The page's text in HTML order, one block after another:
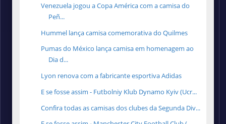
Venezuela jogou a Copa América com a camisa do
Peñ...
Hummel lança camisa comemorativa do Quilmes
Pumas do México lança camisa em homenagem ao
Dia d...
Lyon renova com a fabricante esportiva Adidas
E se fosse assim - Futbolniy Klub Dynamo Kyiv (Ucr...
Confira todas as camisas dos clubes da Segunda Div...